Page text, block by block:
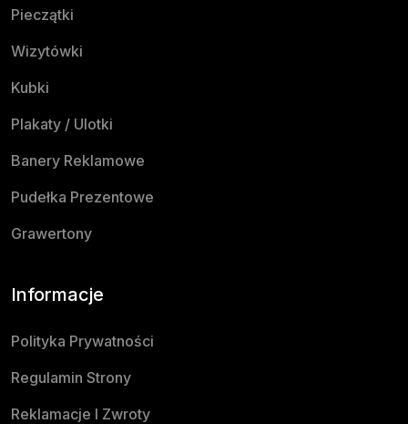
Pieczątki
Wizytówki
Kubki
Plakaty / Ulotki
Banery Reklamowe
Pudełka Prezentowe
Grawertony
Informacje
Polityka Prywatności
Regulamin Strony
Reklamacje I Zwroty